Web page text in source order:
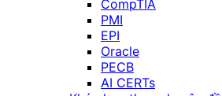
CompTIA
PMI
EPI
Oracle
PECB
AI CERTs